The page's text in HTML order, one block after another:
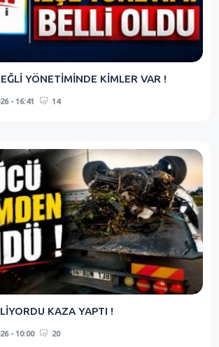
YÖNETİMİNDE KİMLER VAR !
- 16:41 14
KAZA YAPTI !
- 10:00 20